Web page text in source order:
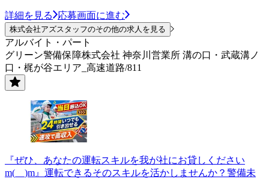
詳細を見る 応募画面に進む
株式会社アズスタッフのその他の求人を見る
アルバイト・パート
グリーン警備保障株式会社 神奈川営業所 溝の口・武蔵溝ノ
口・梶が谷エリア_高速道路/811
『ぜひ、あなたの運転スキルを我が社にお貸しください
m(__)m』運転できるそのスキルを活かしませんか？警備未